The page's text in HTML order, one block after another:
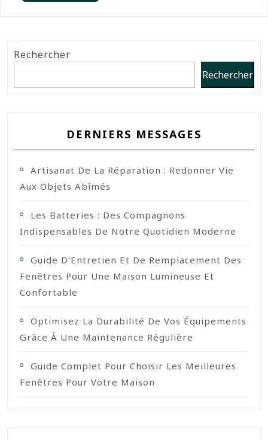
Rechercher
Rechercher
DERNIERS MESSAGES
Artisanat De La Réparation : Redonner Vie
Aux Objets Abîmés
Les Batteries : Des Compagnons
Indispensables De Notre Quotidien Moderne
Guide D’Entretien Et De Remplacement Des
Fenêtres Pour Une Maison Lumineuse Et
Confortable
Optimisez La Durabilité De Vos Équipements
Grâce À Une Maintenance Régulière
Guide Complet Pour Choisir Les Meilleures
Fenêtres Pour Votre Maison